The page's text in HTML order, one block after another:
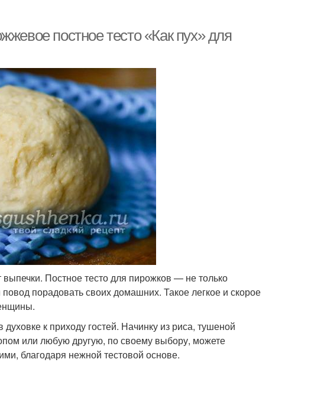
постное тесто «Как пух» для
Постное тесто для пирожков — не только
порадовать своих домашних. Такое легкое и скорое
к приходу гостей. Начинку из риса, тушеной
или любую другую, по своему выбору, можете
благодаря нежной тестовой основе.